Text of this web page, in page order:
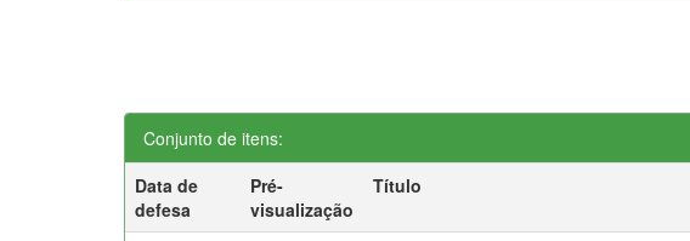
Conjunto de itens:
Data de
defesa
Pré-
visualização
Título